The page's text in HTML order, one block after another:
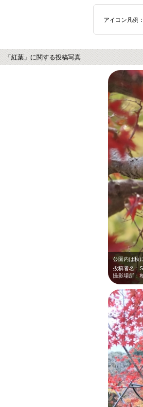
アイコン凡例：
「紅葉」に関する投稿写真
投稿者名：
撮影場所：